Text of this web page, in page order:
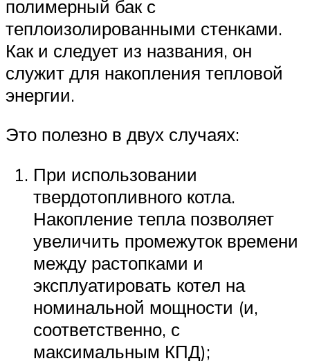
полимерный бак с
теплоизолированными стенками.
Как и следует из названия, он
служит для накопления тепловой
энергии.
Это полезно в двух случаях:
При использовании
твердотопливного котла.
Накопление тепла позволяет
увеличить промежуток времени
между растопками и
эксплуатировать котел на
номинальной мощности (и,
соответственно, с
максимальным КПД);